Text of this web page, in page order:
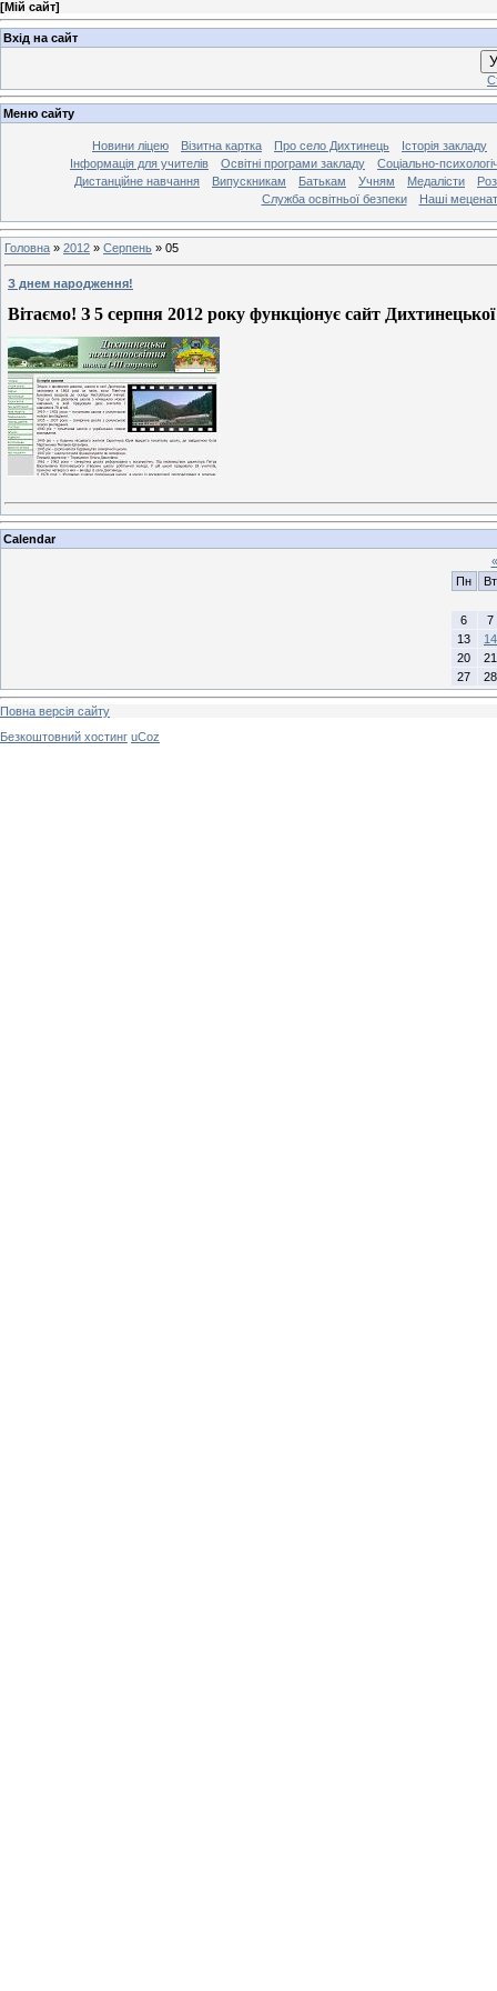
[Мій сайт]
Вхід на сайт
Меню сайту
Новини ліцею Візитна картка Про село Дихтинець
Історія закладу
Інформація для учителів
Освітні програми закладу
Соціально-
Дистанційне навчання
Випускникам Батькам Учням Медалісти
Служба освітньої безпеки
Наші
Головна » 2012 » Серпень » 05
З днем народження!
Вітаємо! З 5 серпня 2012 року функціонує сайт
Calendar
«
Пн
Вт
6
7
13
14
20
21
27
28
Повна версія сайту
Безкоштовний хостинг uCoz